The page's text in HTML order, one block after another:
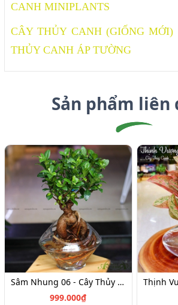
CANH MINIPLANTS
CÂY THỦY CANH (GIỐNG MỚI)
THỦY CANH ÁP TƯỜNG
Sản phẩm liên
Sâm Nhung 06 - Cây Thủy Canh
999.000₫